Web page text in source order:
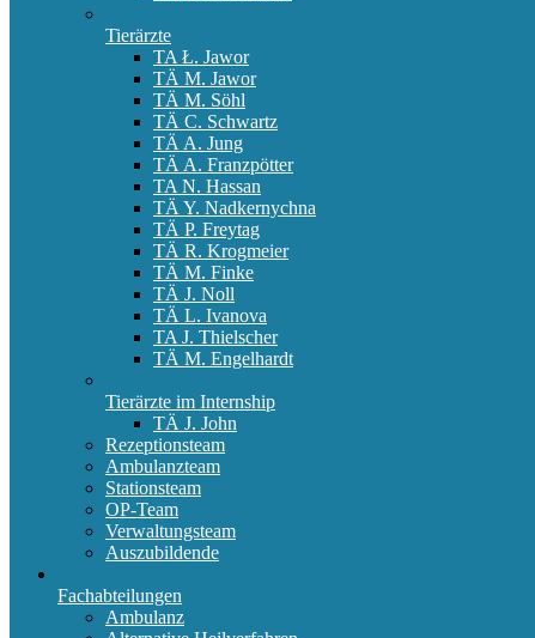
Tierärzte
TA Ł. Jawor
TÄ M. Jawor
TÄ M. Söhl
TÄ C. Schwartz
TÄ A. Jung
TÄ A. Franzpötter
TA N. Hassan
TÄ Y. Nadkernychna
TÄ P. Freytag
TÄ R. Krogmeier
TÄ M. Finke
TÄ J. Noll
TÄ L. Ivanova
TA J. Thielscher
TÄ M. Engelhardt
Tierärzte im Internship
TÄ J. John
Rezeptionsteam
Ambulanzteam
Stationsteam
OP-Team
Verwaltungsteam
Auszubildende
Fachabteilungen
Ambulanz